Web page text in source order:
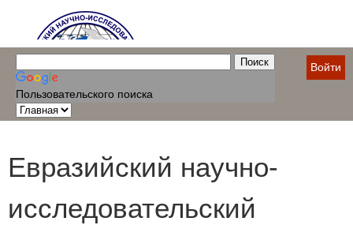
Пользовательского поиска
Войти
Евразийский научно-
исследовательский